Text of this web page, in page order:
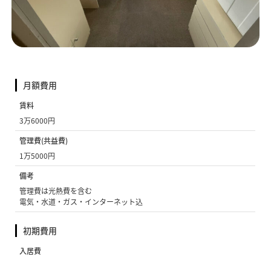
月額費用
賃料
3万6000円
管理費(共益費)
1万5000円
備考
管理費は光熱費を含む
電気・水道・ガス・インターネット込
初期費用
入居費